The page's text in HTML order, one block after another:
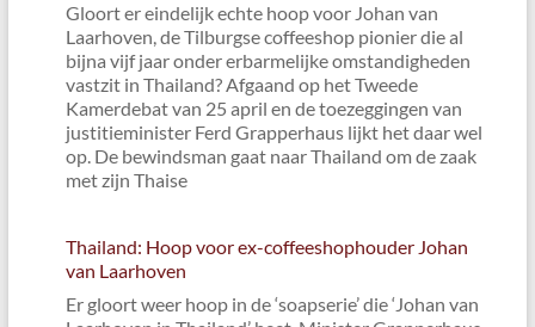
Gloort er eindelijk echte hoop voor Johan van
Laarhoven, de Tilburgse coffeeshop pionier die al
bijna vijf jaar onder erbarmelijke omstandigheden
vastzit in Thailand? Afgaand op het Tweede
Kamerdebat van 25 april en de toezeggingen van
justitieminister Ferd Grapperhaus lijkt het daar wel
op. De bewindsman gaat naar Thailand om de zaak
met zijn Thaise
Thailand: Hoop voor ex-coffeeshophouder Johan
van Laarhoven
Er gloort weer hoop in de ‘soapserie’ die ‘Johan van